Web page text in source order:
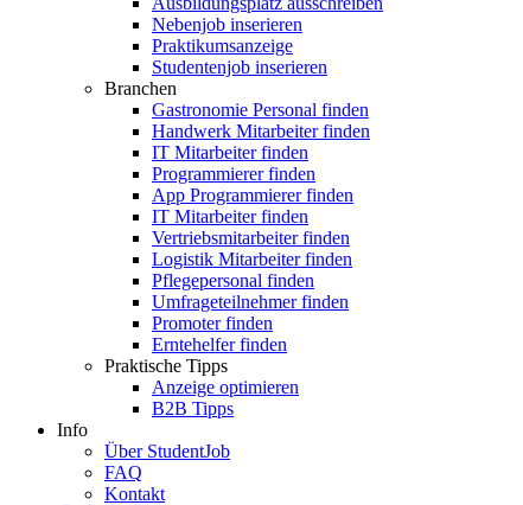
Nebenjob inserieren
Praktikumsanzeige
Studentenjob inserieren
Branchen
Gastronomie Personal finden
Handwerk Mitarbeiter finden
IT Mitarbeiter finden
Programmierer finden
App Programmierer finden
IT Mitarbeiter finden
Vertriebsmitarbeiter finden
Logistik Mitarbeiter finden
Pflegepersonal finden
Umfrageteilnehmer finden
Promoter finden
Erntehelfer finden
Praktische Tipps
Anzeige optimieren
B2B Tipps
Info
Über StudentJob
FAQ
Kontakt